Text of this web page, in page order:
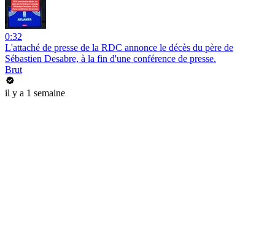
0:32
L'attaché de presse de la RDC annonce le décès du père de
Sébastien Desabre, à la fin d'une conférence de presse.
Brut
il y a 1 semaine